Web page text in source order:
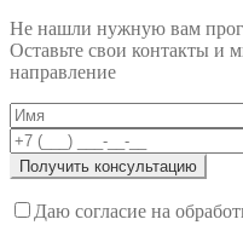
Не нашли нужную вам
Оставьте свои контакты
направление
Даю согласие на